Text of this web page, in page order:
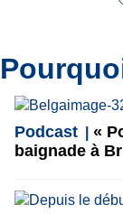
Podcast
«
baignade à